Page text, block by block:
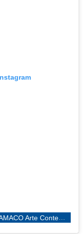
Una publicación compartida de ZⓢONAMACO Arte Contemporáneo (@zonamaco)